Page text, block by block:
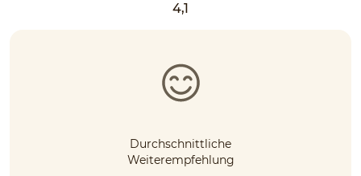
4,1
Durchschnittliche
Weiterempfehlung